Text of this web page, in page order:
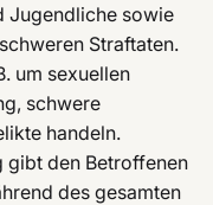
Jugendliche sowie
Straftaten.
um sexuellen
schwere
handeln.
gibt den Betroffenen
des gesamten